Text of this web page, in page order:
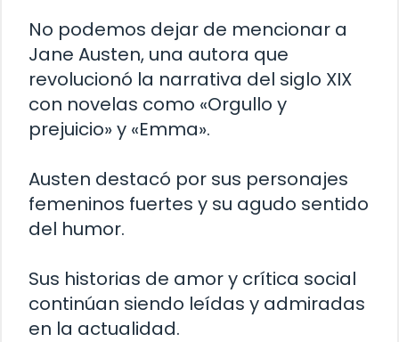
No podemos dejar de mencionar a
Jane Austen, una autora que
revolucionó la narrativa del siglo XIX
con novelas como «Orgullo y
prejuicio» y «Emma».
Austen destacó por sus personajes
femeninos fuertes y su agudo sentido
del humor.
Sus historias de amor y crítica social
continúan siendo leídas y admiradas
en la actualidad.